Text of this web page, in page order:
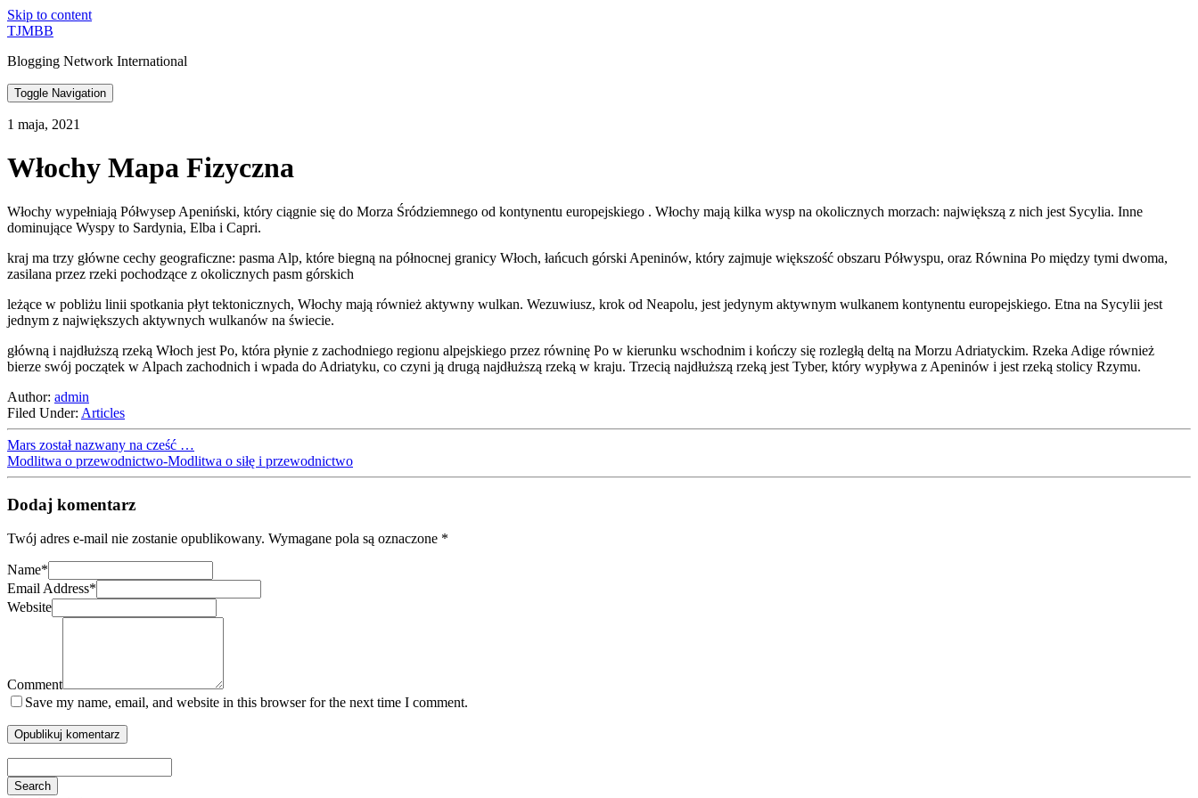
Skip to content
TJMBB
Blogging Network International
Toggle Navigation
1 maja, 2021
Włochy Mapa Fizyczna
Włochy wypełniają Półwysep Apeniński, który ciągnie się do Morza Śródziemnego od kontynentu europejskiego . Włochy mają kilka wysp na okolicznych morzach: największą z nich jest Sycylia. Inne
dominujące Wyspy to Sardynia, Elba i Capri.
kraj ma trzy główne cechy geograficzne: pasma Alp, które biegną na północnej granicy Włoch, łańcuch górski Apeninów, który zajmuje większość obszaru Półwyspu, oraz Równina Po między tymi dwoma,
zasilana przez rzeki pochodzące z okolicznych pasm górskich
leżące w pobliżu linii spotkania płyt tektonicznych, Włochy mają również aktywny wulkan. Wezuwiusz, krok od Neapolu, jest jedynym aktywnym wulkanem kontynentu europejskiego. Etna na Sycylii jest
jednym z największych aktywnych wulkanów na świecie.
główną i najdłuższą rzeką Włoch jest Po, która płynie z zachodniego regionu alpejskiego przez równinę Po w kierunku wschodnim i kończy się rozległą deltą na Morzu Adriatyckim. Rzeka Adige również
bierze swój początek w Alpach zachodnich i wpada do Adriatyku, co czyni ją drugą najdłuższą rzeką w kraju. Trzecią najdłuższą rzeką jest Tyber, który wypływa z Apeninów i jest rzeką stolicy Rzymu.
Author: admin
Filed Under: Articles
Mars został nazwany na cześć …
Modlitwa o przewodnictwo-Modlitwa o siłę i przewodnictwo
Dodaj komentarz
Twój adres e-mail nie zostanie opublikowany. Wymagane pola są oznaczone *
Name*
Email Address*
Website
Comment
Save my name, email, and website in this browser for the next time I comment.
Search